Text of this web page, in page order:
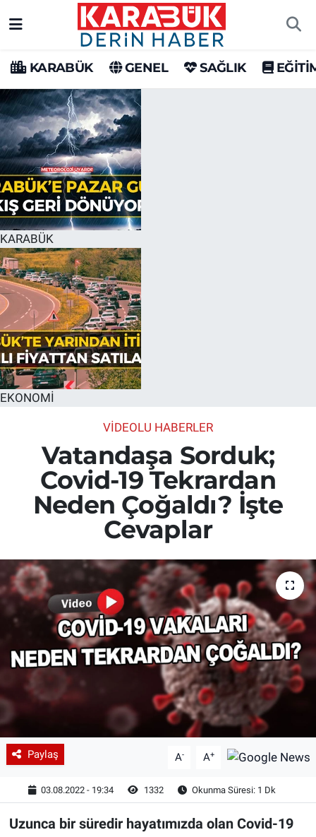
KARABÜK GENEL SAĞLIK
KARABÜK
EKONOMİ
VİDEOLU HABERLER
Vatandaşa Sorduk;
Covid-19 Tekrardan
Neden Çoğaldı? İşte
Cevaplar
Paylaş A- A+
03.08.2022 - 19:34 1332 Okunma Süresi: 1 Dk
Uzunca bir süredir hayatımızda olan Covid-19
Karabük Hava Durumu
Karabük Trafik Yoğunluk Haritası
Süper Lig Puan Durumu ve Fikstür
Tüm Manşetler
Son Dakika Haberleri
Haber Arşivi